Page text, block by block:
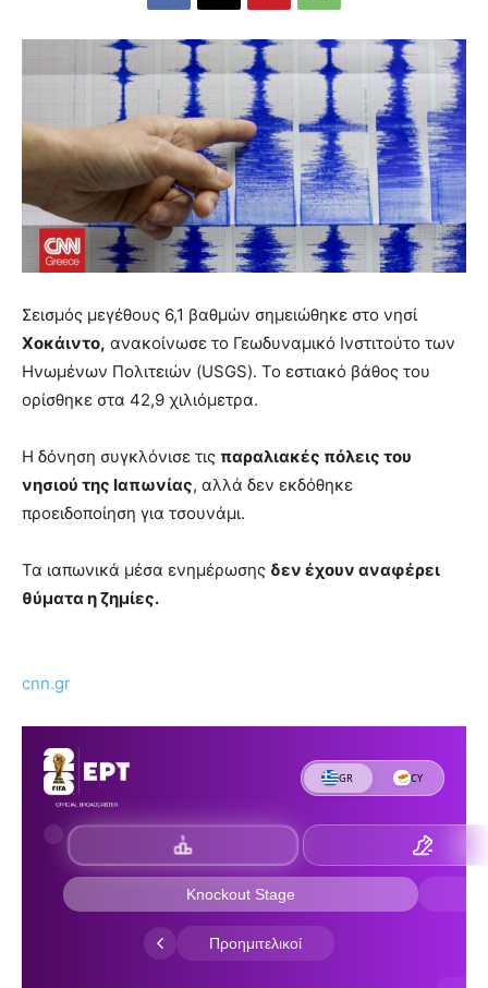
Σεισμός μεγέθους 6,1 βαθμών σημειώθηκε στο νησί
Χοκάιντο, ανακοίνωσε το Γεωδυναμικό Ινστιτούτο των
Ηνωμένων Πολιτειών (USGS). Το εστιακό βάθος του
ορίσθηκε στα 42,9 χιλιόμετρα.
Η δόνηση συγκλόνισε τις παραλιακές πόλεις του
νησιού της Ιαπωνίας, αλλά δεν εκδόθηκε
προειδοποίηση για τσουνάμι.
Τα ιαπωνικά μέσα ενημέρωσης δεν έχουν αναφέρει
θύματα η ζημίες.
cnn.gr